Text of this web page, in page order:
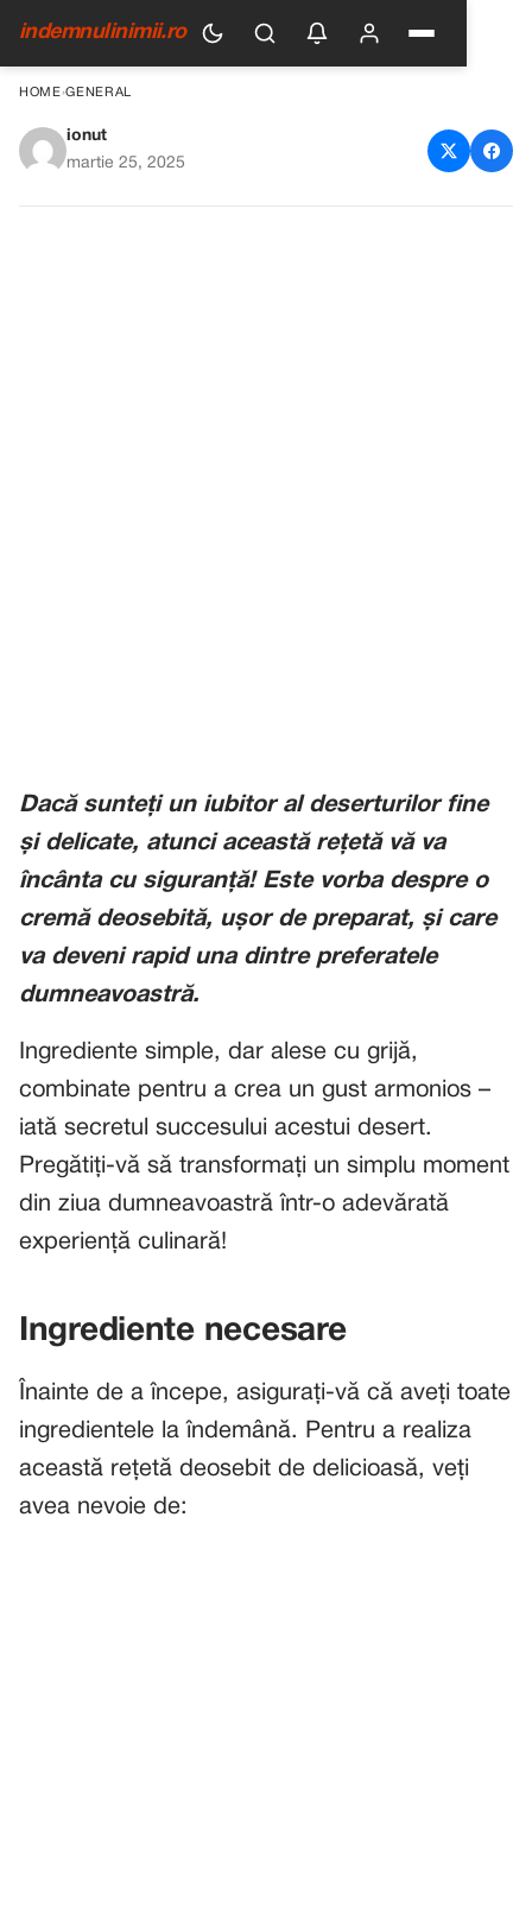
indemnulinimii.ro
HOME›GENERAL
Rețetă delicioasă de cremă cu
ionut
martie 25, 2025
Dacă sunteți un iubitor al deserturilor fine
și delicate, atunci această rețetă vă va
încânta cu siguranță! Este vorba despre o
cremă deosebită, ușor de preparat, și care
va deveni rapid una dintre preferatele
dumneavoastră.
Ingrediente simple, dar alese cu grijă,
combinate pentru a crea un gust armonios –
iată secretul succesului acestui desert.
Pregătiți-vă să transformați un simplu moment
din ziua dumneavoastră într-o adevărată
experiență culinară!
Ingrediente necesare
Înainte de a începe, asigurați-vă că aveți toate
ingredientele la îndemână. Pentru a realiza
această rețetă deosebit de delicioasă, veți
avea nevoie de: